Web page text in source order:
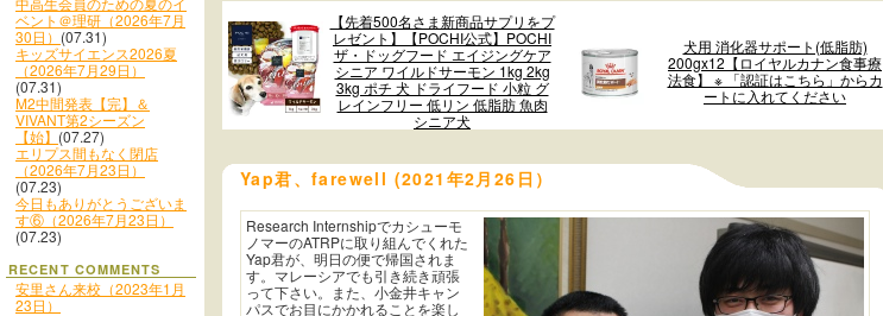
ベント＠理研（2026年7月
30日） (07.31)
キッズサイエンス2026夏
（2026年7月29日）
(07.31)
M2中間発表【完】＆
VIVANT第2シーズン
【始】 (07.27)
エリプス間もなく閉店
（2026年7月23日）
(07.23)
今日もありがとうございま
す⑥（2026年7月23日）
(07.23)
RECENT COMMENTS
安里さん来校（2023年1月
23日）
【先着500名さま新商品サプリをプ
レゼント】【POCHI公式】POCHI
ザ・ドッグフード エイジングケア
シニア ワイルドサーモン 1kg 2kg
3kg ポチ 犬 ドライフード 小粒 グ
レインフリー 低リン 低脂肪 魚肉
シニア犬
犬用 消化器サポート(低脂肪)
200gx12【ロイヤルカナン食事療
法食】 ※ 「認証はこちら」からカ
ートに入れてください
Yap君、farewell (2021年2月26日）
Research Internshipでカシューモ
ノマーのATRPに取り組んでくれた
Yap君が、明日の便で帰国されま
す。マレーシアでも引き続き頑張
って下さい。また、小金井キャン
パスでお目にかかれることを楽し